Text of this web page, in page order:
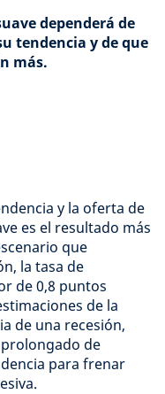
dependerá de
tendencia y de que
más.
y la oferta de
es el resultado más
que
la tasa de
de 0,8 puntos
de la
de una recesión,
de
para frenar